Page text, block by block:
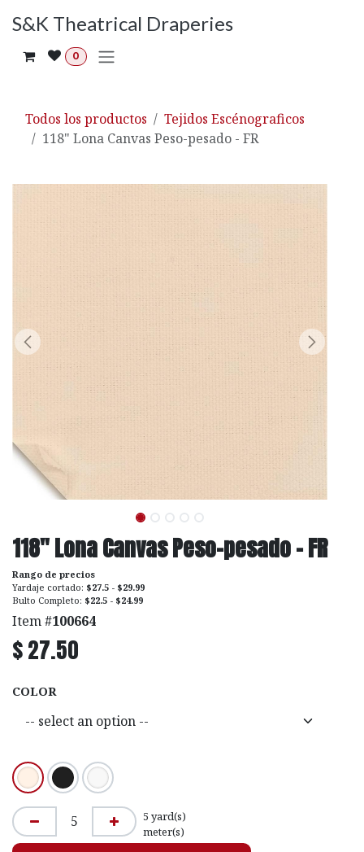
S&K Theatrical Draperies
0
Todos los productos
Tejidos Escénograficos
118" Lona Canvas Peso-pesado - FR
118" Lona Canvas Peso-pesado - FR
Rango de precios
Yardaje cortado: $27.5 - $29.99
Bulto Completo: $22.5 - $24.99
Item #100664
$27.50
COLOR
5 yard(s)
meter(s)